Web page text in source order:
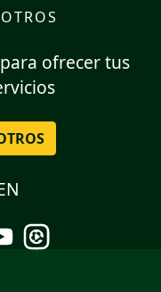
ofrecer tus